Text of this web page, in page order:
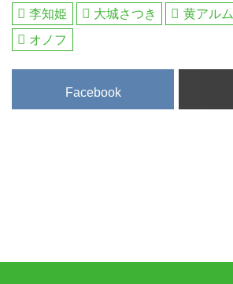
李知姫
大城さつき 黄アルム
オノフ
Facebook